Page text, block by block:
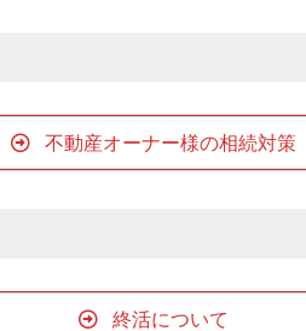
不動産オーナー様の相続対策
終活について